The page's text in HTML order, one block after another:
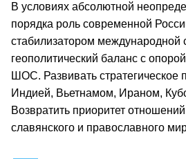
В условиях абсолютной
порядка роль современной
стабилизатором международной
геополитический баланс с
ШОС. Развивать стратегическое
Индией, Вьетнамом, Ираном,
Возвратить приоритет
славянского и православного